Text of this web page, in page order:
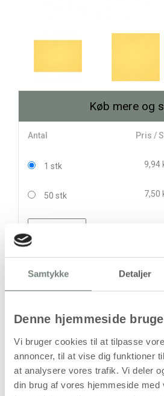
Samtykke Detaljer
Denne hjemmeside
Vi bruger cookies til at tilpasse
annoncer, til at vise dig funktioner
at analysere vores trafik. Vi deler
din brug af vores hjemmeside med
Køb mere og
Antal Pris /
1 stk 9,94
50 stk 7,50
når